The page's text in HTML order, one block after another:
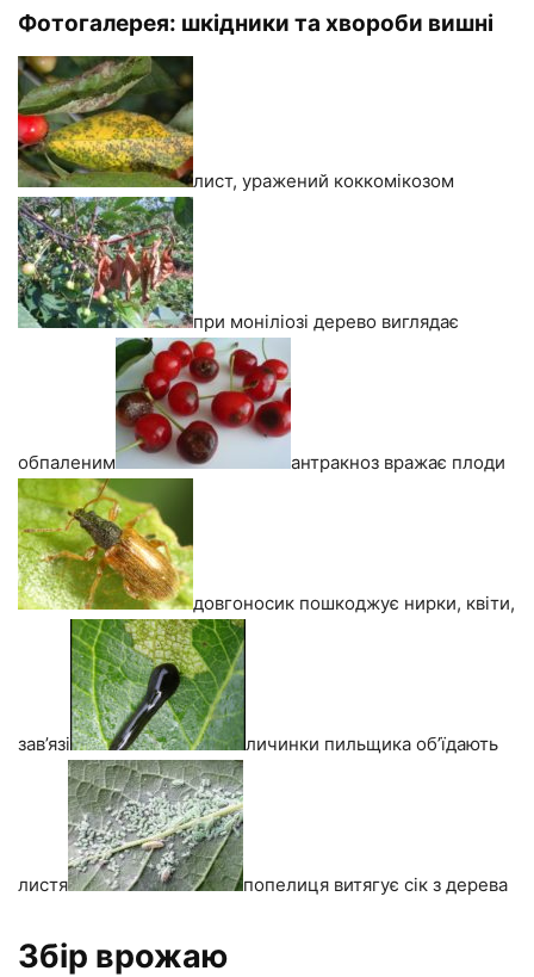
Фотогалерея: шкідники та хвороби вишні
лист, уражений коккомікозом
при моніліозі дерево виглядає
обпаленим антракноз вражає плоди
довгоносик пошкоджує нирки, квіти,
зав’язі личинки пильщика об’їдають
листя попелиця витягує сік з дерева
Збір врожаю